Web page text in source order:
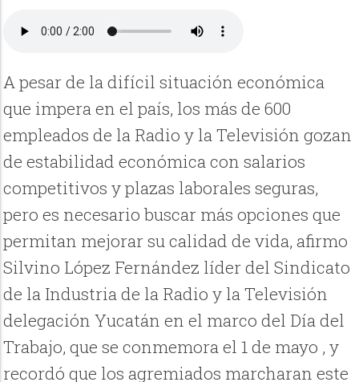
A pesar de la difícil situación económica
que impera en el país, los más de 600
empleados de la Radio y la Televisión gozan
de estabilidad económica con salarios
competitivos y plazas laborales seguras,
pero es necesario buscar más opciones que
permitan mejorar su calidad de vida, afirmo
Silvino López Fernández líder del Sindicato
de la Industria de la Radio y la Televisión
delegación Yucatán en el marco del Día del
Trabajo, que se conmemora el 1 de mayo , y
recordó que los agremiados marcharan este